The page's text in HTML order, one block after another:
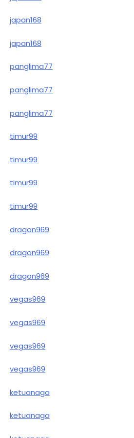
japan168
japan168
panglima77
panglima77
panglima77
timur99
timur99
timur99
timur99
dragon969
dragon969
dragon969
vegas969
vegas969
vegas969
vegas969
ketuanaga
ketuanaga